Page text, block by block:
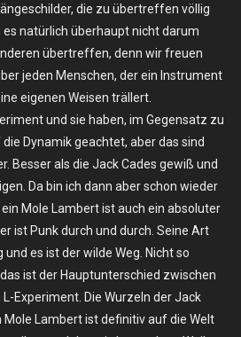
die zu übertreffen völlig
natürlich überhaupt nicht darum
übertreffen, denn wir freuen
jeden Menschen, der ein Instrument
eigenen Weisen trällert.
und sie haben, im Gegensatz zu
Dynamik geachtet, aber das sind
Besser als die Jack Cades gewiß und
Da bin ich dann aber schon wieder
Mole Lambert ist auch ein absoluter
ist Punk durch und durch. Seine Art
es ist der wilde Weg. Nicht so
ist der Hauptunterschied zwischen
Experiment. Die Wurzeln der Jack
Mole Lambert ist definitiv auf die Welt